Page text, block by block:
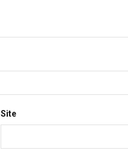
Site